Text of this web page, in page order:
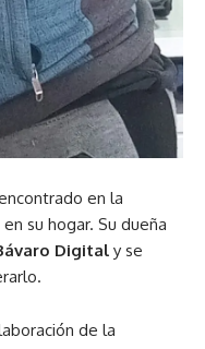
en la
su hogar. Su dueña
Digital y se
de la